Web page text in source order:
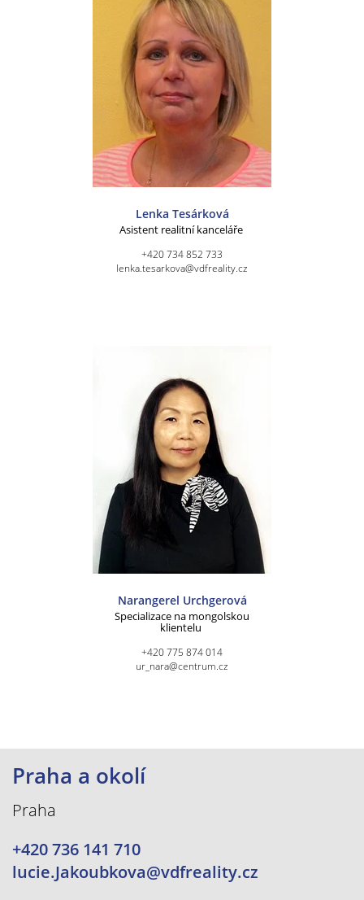
Lenka Tesárková
Asistent realitní kanceláře
+420 734 852 733
lenka.tesarkova@vdfreality.cz
Narangerel Urchgerová
Specializace na mongolskou
klientelu
+420 775 874 014
ur_nara@centrum.cz
Praha a okolí
Praha
+420 736 141 710
lucie.Jakoubkova@vdfreality.cz